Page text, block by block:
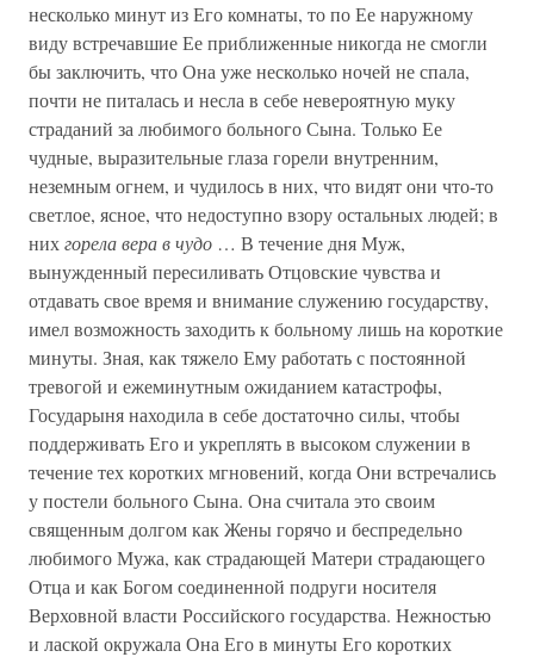
несколько минут из Его комнаты, то по Ее наружному
виду встречавшие Ее приближенные никогда не смогли
бы заключить, что Она уже несколько ночей не спала,
почти не питалась и несла в себе невероятную муку
страданий за любимого больного Сына. Только Ее
чудные, выразительные глаза горели внутренним,
неземным огнем, и чудилось в них, что видят они что-то
светлое, ясное, что недоступно взору остальных людей; в
нихгорела вера в чудо … В течение дня Муж,
вынужденный пересиливать Отцовские чувства и
отдавать свое время и внимание служению государству,
имел возможность заходить к больному лишь на короткие
минуты. Зная, как тяжело Ему работать с постоянной
тревогой и ежеминутным ожиданием катастрофы,
Государыня находила в себе достаточно силы, чтобы
поддерживать Его и укреплять в высоком служении в
течение тех коротких мгновений, когда Они встречались
у постели больного Сына. Она считала это своим
священным долгом как Жены горячо и беспредельно
любимого Мужа, как страдающей Матери страдающего
Отца и как Богом соединенной подруги носителя
Верховной власти Российского государства. Нежностью
и лаской окружала Она Его в минуты Его коротких